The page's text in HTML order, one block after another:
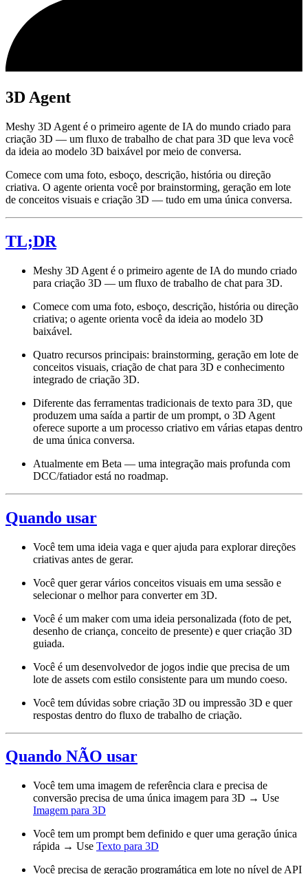
3D Agent
Meshy 3D Agent é o primeiro agente de IA do mundo criado para
criação 3D — um fluxo de trabalho de chat para 3D que leva você
da ideia ao modelo 3D baixável por meio de conversa.
Comece com uma foto, esboço, descrição, história ou direção
criativa. O agente orienta você por brainstorming, geração em lote
de conceitos visuais e criação 3D — tudo em uma única conversa.
TL;DR
Meshy 3D Agent é o primeiro agente de IA do mundo criado
para criação 3D — um fluxo de trabalho de chat para 3D.
Comece com uma foto, esboço, descrição, história ou direção
criativa; o agente orienta você da ideia ao modelo 3D
baixável.
Quatro recursos principais: brainstorming, geração em lote de
conceitos visuais, criação de chat para 3D e conhecimento
integrado de criação 3D.
Diferente das ferramentas tradicionais de texto para 3D, que
produzem uma saída a partir de um prompt, o 3D Agent
oferece suporte a um processo criativo em várias etapas dentro
de uma única conversa.
Atualmente em Beta — uma integração mais profunda com
DCC/fatiador está no roadmap.
Quando usar
Você tem uma ideia vaga e quer ajuda para explorar direções
criativas antes de gerar.
Você quer gerar vários conceitos visuais em uma sessão e
selecionar o melhor para converter em 3D.
Você é um maker com uma ideia personalizada (foto de pet,
desenho de criança, conceito de presente) e quer criação 3D
guiada.
Você é um desenvolvedor de jogos indie que precisa de um
lote de assets com estilo consistente para um mundo coeso.
Você tem dúvidas sobre criação 3D ou impressão 3D e quer
respostas dentro do fluxo de trabalho de criação.
Quando NÃO usar
Você tem uma imagem de referência clara e precisa de
conversão precisa de uma única imagem para 3D → Use
Imagem para 3D
Você tem um prompt bem definido e quer uma geração única
rápida → Use Texto para 3D
Você precisa de geração programática em lote no nível de API